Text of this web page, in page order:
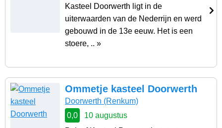
Kasteel Doorwerth ligt in de
uiterwaarden van de Nederrijn en werd
gebouwd in de 13e eeuw. Het is een
stoere, .. »
Ommetje kasteel Doorwerth
Doorwerth (Renkum)
0,0
10 augustus